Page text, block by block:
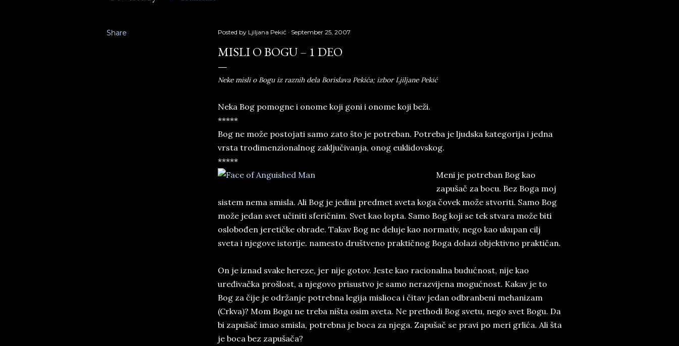
Share Posted by Ljiljana Pekić September 25, 2007
MISLI O BOGU – 1 DEO
Neke misli o Bogu iz raznih dela Borislava Pekića; izbor Ljiljane Pekić
Neka Bog pomogne i onome koji goni i onome koji beži.
*****
Bog ne može postojati samo zato što je potreban. Potreba je ljudska kategorija i jedna
vrsta trodimenzionalnog zaključivanja, onog euklidovskog.
*****
Meni je potreban Bog kao
zapušač za bocu. Bez Boga moj
sistem nema smisla. Ali Bog je jedini predmet sveta koga čovek može stvoriti. Samo Bog
može jedan svet učiniti sferičnim. Svet kao lopta. Samo Bog koji se tek stvara može biti
oslobođen jeretičke obrade. Takav Bog ne deluje kao normativ, nego kao ukupan cilj
sveta i njegove istorije. namesto društveno praktičnog Boga dolazi objektivno praktičan.
On je iznad svake hereze, jer nije gotov. Jeste kao racionalna budućnost, nije kao
uređivačka prošlost, a njegovo prisustvo je samo nerazvijena mogućnost. Kakav je to
Bog za čije je održanje potrebna legija mislioca i čitav jedan odbranbeni mehanizam
(Crkva)? Mom Bogu ne treba ništa osim sveta. Ne prethodi Bog svetu, nego svet Bogu. Da
bi zapušač imao smisla, potrebna je boca za njega. Zapušač se pravi po meri grlića. Ali šta
je boca bez zapušača?